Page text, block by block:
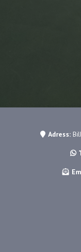
Adress: